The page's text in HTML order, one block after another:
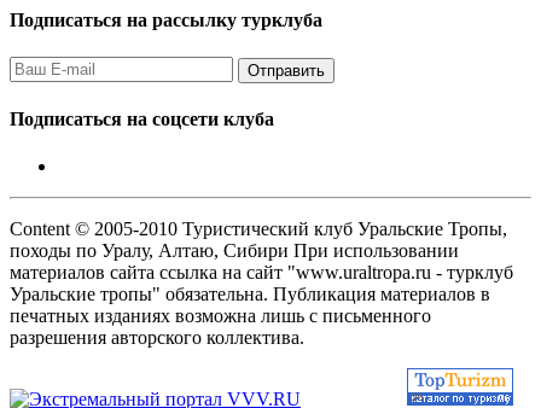
Подписаться на рассылку турклуба
Подписаться на соцсети клуба
Content © 2005-2010 Туристический клуб Уральские Тропы,
походы по Уралу, Алтаю, Сибири При использовании
материалов сайта ссылка на сайт "www.uraltropa.ru - турклуб
Уральские тропы" обязательна. Публикация материалов в
печатных изданиях возможна лишь с письменного
разрешения авторского коллектива.